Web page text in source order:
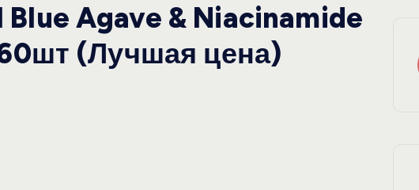
Agave & Niacinamide
(Лучшая цена)